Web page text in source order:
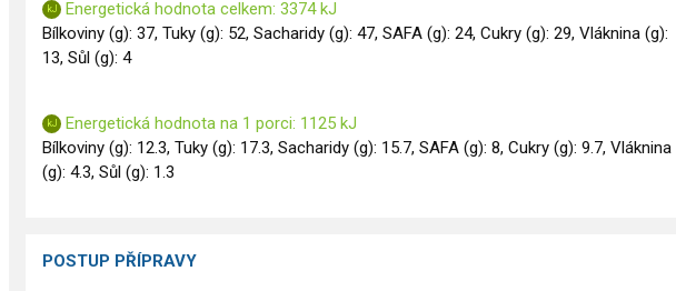
Energetická hodnota celkem: 3374 kJ
Bílkoviny (g): 37, Tuky (g): 52, Sacharidy (g): 47, SAFA (g): 24, Cukry (g): 29, Vláknina (g):
13, Sůl (g): 4
Energetická hodnota na 1 porci: 1125 kJ
Bílkoviny (g): 12.3, Tuky (g): 17.3, Sacharidy (g): 15.7, SAFA (g): 8, Cukry (g): 9.7, Vláknina
(g): 4.3, Sůl (g): 1.3
POSTUP PŘÍPRAVY